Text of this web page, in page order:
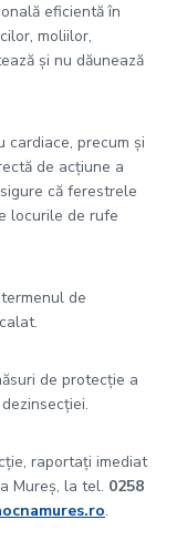
eficientă în
moliilor,
și nu dăunează
cardiace, precum și
de acțiune a
că ferestrele
locurile de rufe
de
de protecție a
raportați imediat
Mureș, la tel. 0258
.